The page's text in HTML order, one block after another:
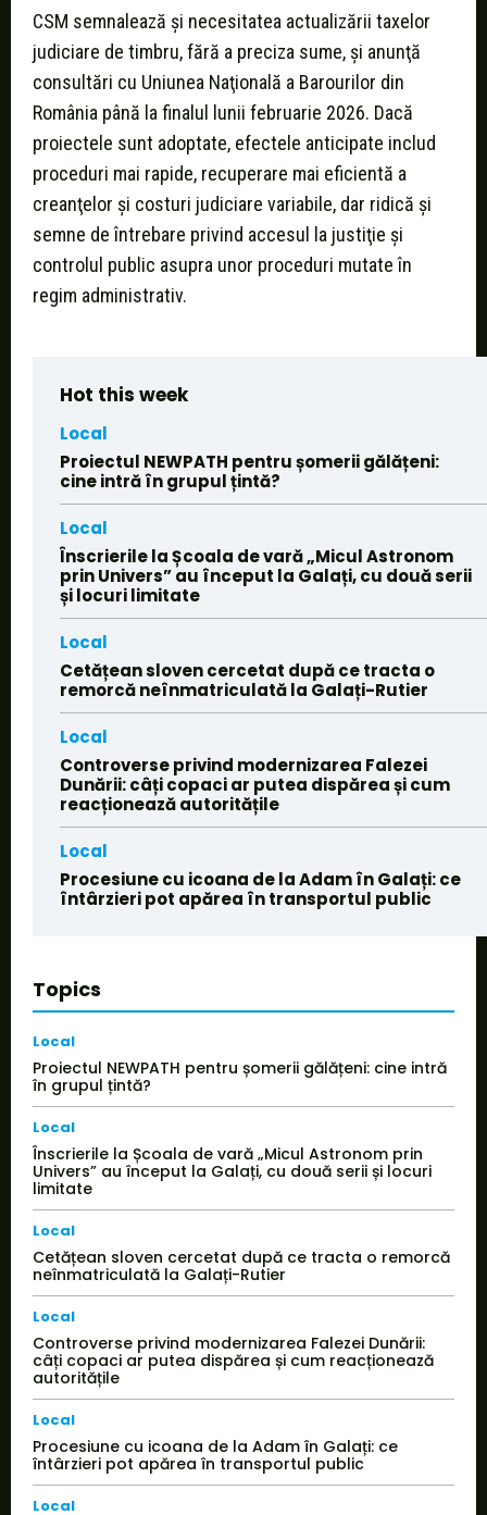
CSM semnalează şi necesitatea actualizării taxelor
judiciare de timbru, fără a preciza sume, şi anunţă
consultări cu Uniunea Naţională a Barourilor din
România până la finalul lunii februarie 2026. Dacă
proiectele sunt adoptate, efectele anticipate includ
proceduri mai rapide, recuperare mai eficientă a
creanţelor şi costuri judiciare variabile, dar ridică şi
semne de întrebare privind accesul la justiţie şi
controlul public asupra unor proceduri mutate în
regim administrativ.
Hot this week
Local
Proiectul NEWPATH pentru șomerii gălățeni:
cine intră în grupul țintă?
Local
Înscrierile la Școala de vară „Micul Astronom
prin Univers” au început la Galați, cu două serii
și locuri limitate
Local
Cetățean sloven cercetat după ce tracta o
remorcă neînmatriculată la Galați-Rutier
Local
Controverse privind modernizarea Falezei
Dunării: câți copaci ar putea dispărea și cum
reacționează autoritățile
Local
Procesiune cu icoana de la Adam în Galați: ce
întârzieri pot apărea în transportul public
Topics
Local
Proiectul NEWPATH pentru șomerii gălățeni: cine intră
în grupul țintă?
Local
Înscrierile la Școala de vară „Micul Astronom prin
Univers” au început la Galați, cu două serii și locuri
limitate
Local
Cetățean sloven cercetat după ce tracta o remorcă
neînmatriculată la Galați-Rutier
Local
Controverse privind modernizarea Falezei Dunării:
câți copaci ar putea dispărea și cum reacționează
autoritățile
Local
Procesiune cu icoana de la Adam în Galați: ce
întârzieri pot apărea în transportul public
Local